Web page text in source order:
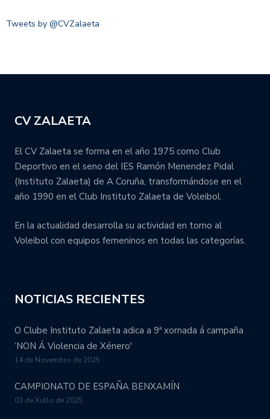
Tweets by @CVZalaeta
CV ZALAETA
El CV Zalaeta se forma en el año 1975 como Club
Deportivo en el seno del IES Ramón Menendez Pidal
(Instituto Zalaeta) de A Coruña, transformándose en el
año 1990 en el Club Instituto Zalaeta de Voleibol.
En la actualidad desarrolla su actividad en torno al
Voleibol con equipos femeninos en todas las categorías.
NOTICIAS RECIENTES
O Clube Instituto Zalaeta adica a 9ª xornada á campaña
‘NON Á Violencia de Xénero'
14 de Novembro de 2025
CAMPIONATO DE ESPAÑA BENXAMÍN
03 de Xullo de 2025